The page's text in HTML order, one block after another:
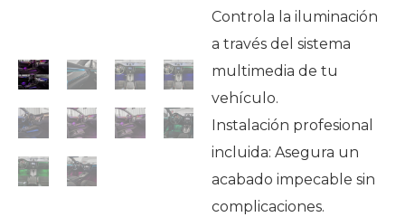
Controla la iluminación
a través del sistema
multimedia de tu
vehículo.
Instalación profesional
incluida: Asegura un
acabado impecable sin
complicaciones.